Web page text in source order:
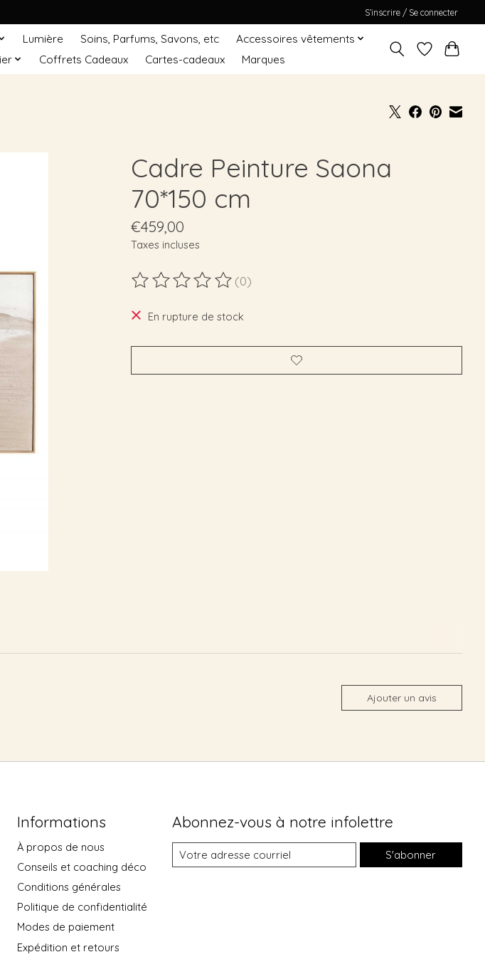
S’inscrire / Se connecter
Lumière Soins, Parfums, Savons, etc
Accessoires vêtements
Coffrets Cadeaux Cartes-cadeaux Marques
Cadre Peinture Saona
70*150 cm
€459,00
Taxes incluses
Ce produit est évalué à
(0)
En rupture de stock
Ajouter un avis
Informations
À propos de nous
Conseils et coaching déco
Conditions générales
Politique de confidentialité
Modes de paiement
Expédition et retours
Abonnez-vous à notre infolettre
S'abonner